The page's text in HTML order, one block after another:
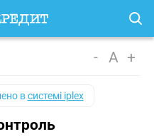
- A +
всистемі iplex